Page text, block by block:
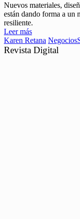
Nuevos materiales,
están dando forma a un
resiliente.
Leer más
Karen Retana Negocios
Revista Digital